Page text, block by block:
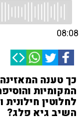
08:08
כך טענה
המקומיות
לחלוטין
השיב גיא פלג?